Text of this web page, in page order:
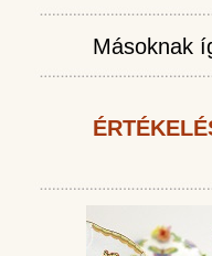
Másoknak